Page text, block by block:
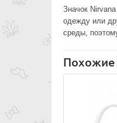
Значок
одежду или
среды,
Похожие